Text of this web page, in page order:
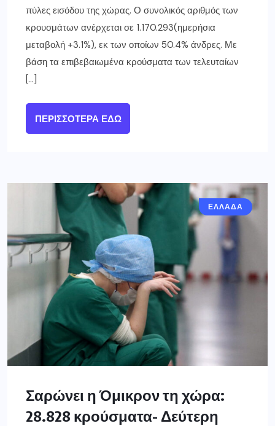
πύλες εισόδου της χώρας. Ο συνολικός αριθμός των
κρουσμάτων ανέρχεται σε 1.170.293(ημερήσια
μεταβολή +3.1%), εκ των οποίων 50.4% άνδρες. Με
βάση τα επιβεβαιωμένα κρούσματα των τελευταίων
[…]
ΠΕΡΙΣΣΌΤΕΡΑ ΕΔΏ
ΕΛΛΑΔΑ
Σαρώνει η Όμικρον τη χώρα:
28.828 κρούσματα- Δεύτερη